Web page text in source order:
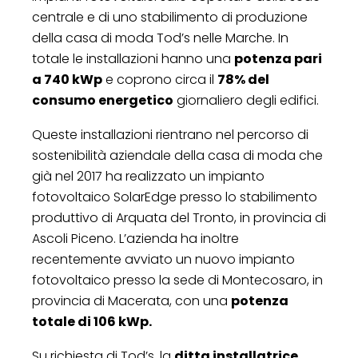
centrale e di uno stabilimento di produzione
della casa di moda Tod’s nelle Marche. In
totale le installazioni hanno una potenza pari
a 740 kWpe coprono circa il 78% del
consumo energetico giornaliero degli edifici.
Queste installazioni rientrano nel percorso di
sostenibilità aziendale della casa di moda che
già nel 2017 ha realizzato un impianto
fotovoltaico SolarEdge presso lo stabilimento
produttivo di Arquata del Tronto, in provincia di
Ascoli Piceno. L’azienda ha inoltre
recentemente avviato un nuovo impianto
fotovoltaico presso la sede di Montecosaro, in
provincia di Macerata, con una potenza
totale di 106 kWp.